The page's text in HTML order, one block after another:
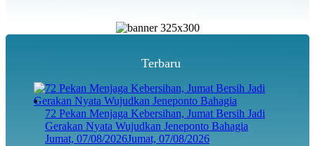
Terbaru
72 Pekan Menjaga Kebersihan, Jumat Bersih Jadi
Gerakan Nyata Wujudkan Jeneponto Bahagia
Jumat, 07/08/2026Jumat, 07/08/2026